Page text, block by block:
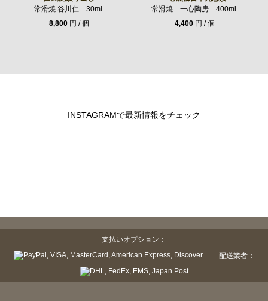
常滑焼 谷川仁 30ml
8,800円 / 個
常滑焼 一心陶房 400ml
4,400円 / 個
INSTAGRAMで最新情報をチェック
支払いオプション：
配送業者：